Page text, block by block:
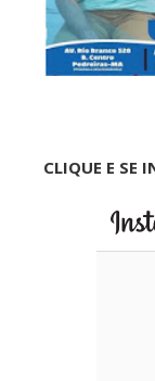
CLIQUE E SE